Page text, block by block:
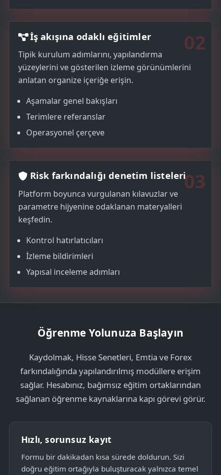
02
İş akışına odaklı eğitimler
Tipik kurulum adımlarını, yapılandırma
yüzeylerini ve gösterilen izleme görünümlerini
anlatan organize içeriğe erişin.
Aşamalar genel bakışları
Terimlere referanslar
Operasyonel çerçeve
03
Risk farkındalığı denetim listeleri
Platform boyunca vurgulanan kılavuzlar ve
parametre hijyenine odaklanan materyalleri
keşfedin.
Kontrol hatırlatıcıları
İzleme bildirimleri
Yapısal inceleme adımları
Öğrenme Yolunuza Başlayın
Kaydolmak, Hisse Senetleri, Emtia ve Forex
farkındalığında yapılandırılmış modüllere erişim
sağlar. Hesabınız, bağımsız eğitim ortaklarından
sağlanan öğrenme kaynaklarına kapı görevi görür.
Hızlı, sorunsuz kayıt
Formu bir dakikadan kısa sürede doldurun. Sizi
doğru eğitim ortağıyla buluşturacak yalnızca temel